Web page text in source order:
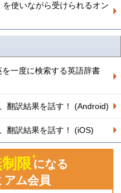
使いながら受けられるオン
一度に検索する英語辞書
翻訳結果を話す！ (Android)
翻訳結果を話す！ (iOS)
限になる
ム会員